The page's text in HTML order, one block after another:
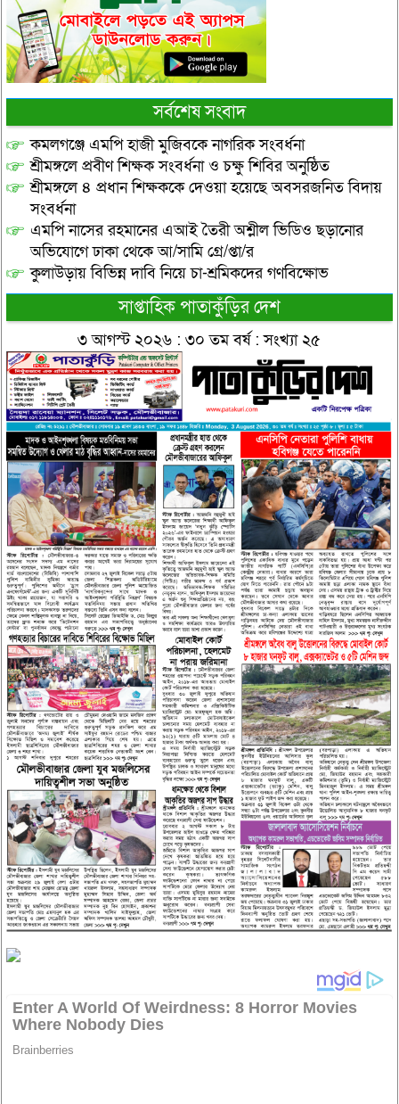
সর্বশেষ সংবাদ
কমলগঞ্জে এমপি হাজী মুজিবকে নাগরিক সংবর্ধনা
শ্রীমঙ্গলে প্রবীণ শিক্ষক সংবর্ধনা ও চক্ষু শিবির অনুষ্ঠিত
শ্রীমঙ্গলে ৪ প্রধান শিক্ষককে দেওয়া হয়েছে অবসরজনিত বিদায়
সংবর্ধনা
এমপি নাসের রহমানের এআই তৈরী অশ্লীল ভিডিও ছড়ানোর
অভিযোগে ঢাকা থেকে আ/সামি গ্রে/প্তা/র
কুলাউড়ায় বিভিন্ন দাবি নিয়ে চা-শ্রমিকদের গণবিক্ষোভ
সাপ্তাহিক পাতাকুঁড়ির দেশ
৩ আগস্ট ২০২৬ : ৩০ তম বর্ষ : সংখ্যা ২৫